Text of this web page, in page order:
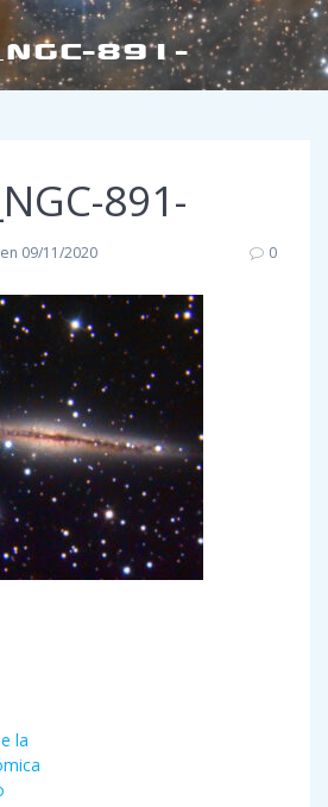
891-
891-
en 09/11/2020 0
la